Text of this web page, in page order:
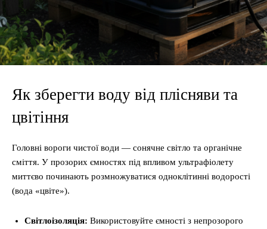
Як зберегти воду від плісняви та
цвітіння
Головні вороги чистої води — сонячне світло та органічне
сміття. У прозорих ємностях під впливом ультрафіолету
миттєво починають розмножуватися одноклітинні водорості
(вода «цвіте»).
Світлоізоляція: Використовуйте ємності з непрозорого